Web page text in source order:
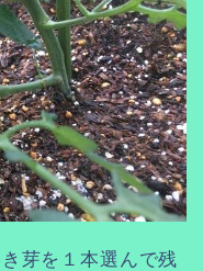
芽を１本選んで残